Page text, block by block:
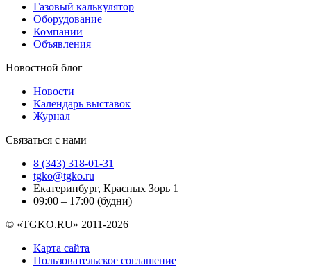
Газовый калькулятор
Оборудование
Компании
Объявления
Новостной блог
Новости
Календарь выставок
Журнал
Связаться с нами
8 (343) 318-01-31
tgko@tgko.ru
Екатеринбург, Красных Зорь 1
09:00 – 17:00 (будни)
© «TGKO.RU» 2011-2026
Карта сайта
Пользовательское соглашение